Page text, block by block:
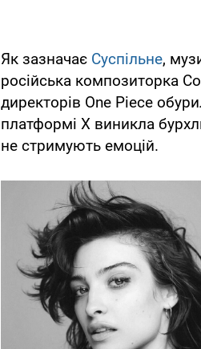
Як зазначає Суспільне,
російська композиторка
директорів One Piece
платформі X виникла
не стримують емоцій.